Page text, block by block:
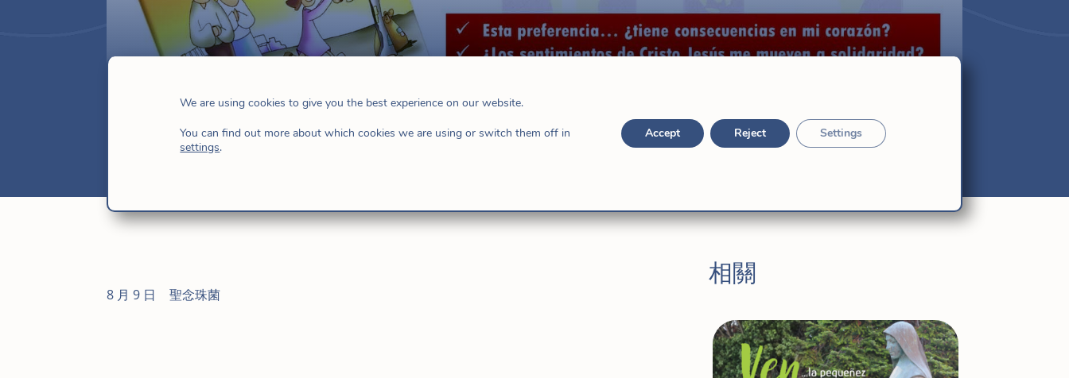
8 月 7, 2017|新聞,耶穌的女兒們,魅力家庭
8 月 9 日 |聖念珠菌
相關
We are using cookies to give you the best experience on our website.
You can find out more about which cookies we are using or switch them off in
settings.
Accept Reject Settings